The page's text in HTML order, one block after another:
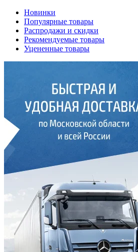
Новинки
Популярные товары
Распродажи и скидки
Рекомендуемые товары
Уцененные товары